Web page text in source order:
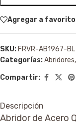
Agregar a
SKU: FRVR-AB1967-BL
Categorías:Abridores,
Compartir:
Descripción
Abridor de Acero